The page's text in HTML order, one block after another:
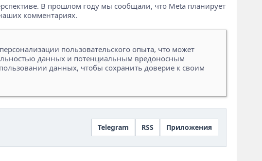
В прошлом году мы сообщали, что Meta планирует
комментариях.
пользовательского опыта, что может
данных и потенциальным вредоносным
данных, чтобы сохранить доверие к своим
Telegram RSS Приложения